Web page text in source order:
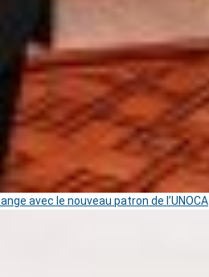
avec le nouveau patron de l’UNOCA